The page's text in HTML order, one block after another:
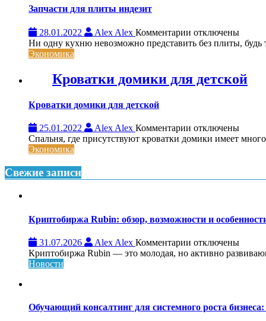
Запчасти для плиты индезит
28.01.2022 Alex Alex Комментарии к
записи
индезит
отключены
Ни одну кухню невозможно представить без плиты, будь
Экономика
Кроватки домики для детской
Кроватки домики для детской
25.01.2022 Alex Alex Комментарии к
записи
детской
отключены
Спальня, где присутствуют кроватки домики имеет
Экономика
Свежие записи
Криптобиржа Rubin: обзор, возможности и
31.07.2026 Alex Alex Комментарии к
записи
и
отключены
Криптобиржа Rubin — это молодая, но активно
Новости
Обучающий консалтинг для системного роста